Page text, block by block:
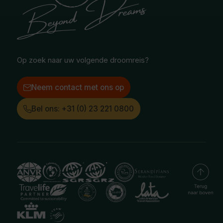
Poolgebied
Treinreizen
Vacatures
Facebook
Instagram
Op zoek naar uw volgende droomreis?
Neem contact met ons op
Bel ons: +31 (0) 23 221 0800